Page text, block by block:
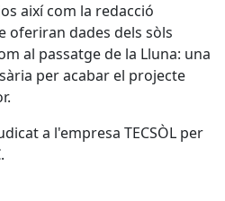
així com la redacció
oferiran dades dels sòls
al passatge de la Lluna: una
per acabar el projecte
a l'empresa TECSÒL per